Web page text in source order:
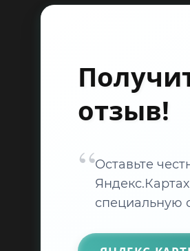
отзыв!
Оставьте
специальную